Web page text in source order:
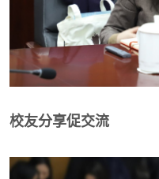
校友分享促交流